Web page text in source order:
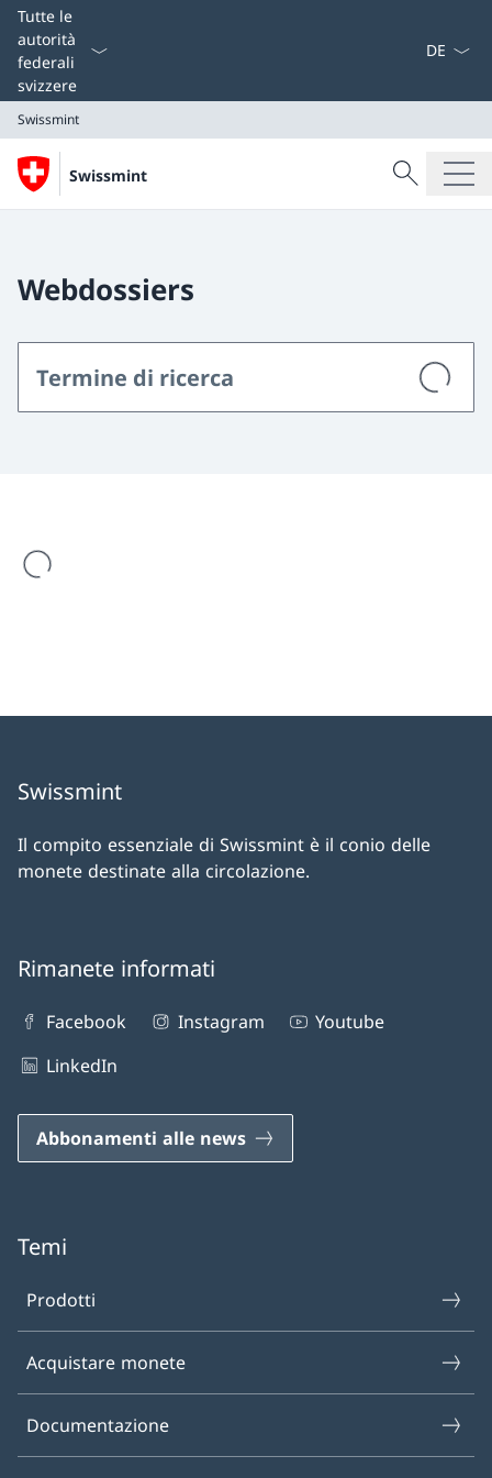
Tutte le
autorità
federali
svizzere
Swissmint
Swissmint
Cercare
Ricerca
Webdossiers
Il risultato della ricerca viene caricato
Swissmint
Il compito essenziale di Swissmint è il conio delle
monete destinate alla circolazione.
Rimanete informati
Facebook Instagram
Youtube
LinkedIn
Abbonamenti alle news
Temi
Prodotti
Acquistare monete
Documentazione